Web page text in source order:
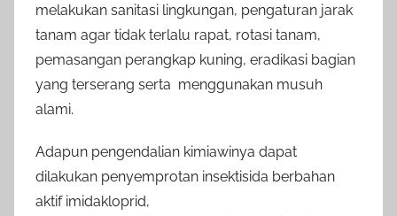
melakukan sanitasi lingkungan, pengaturan jarak
tanam agar tidak terlalu rapat, rotasi tanam,
pemasangan perangkap kuning, eradikasi bagian
yang terserang serta menggunakan musuh
alami.
Adapun pengendalian kimiawinya dapat
dilakukan penyemprotan insektisida berbahan
aktif imidakloprid,